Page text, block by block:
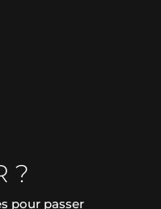
?
pour passer